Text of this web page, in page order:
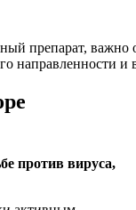
препарат, важно
направленности
против вируса,